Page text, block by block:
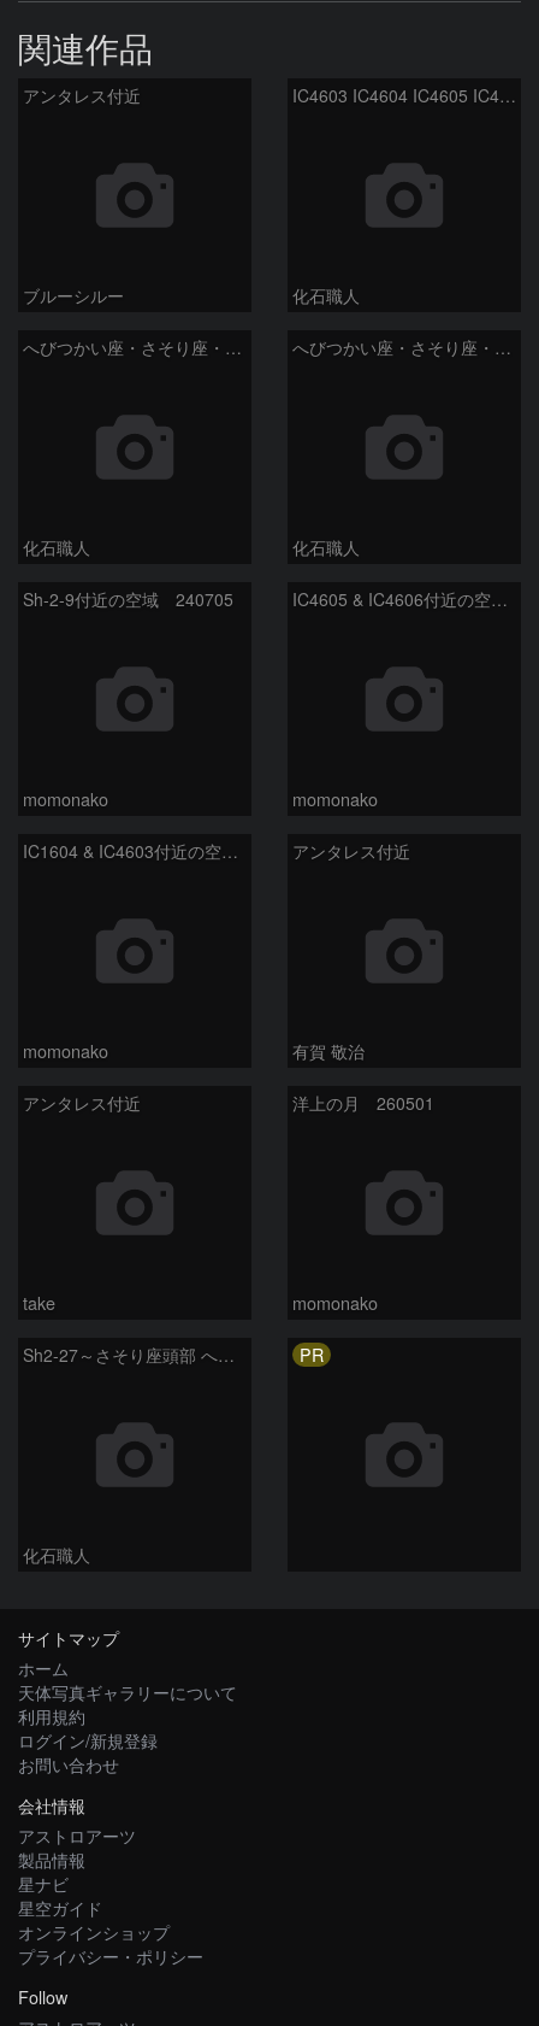
関連作品
アンタレス付近
ブルーシルー
IC4603 IC4604 IC4605 IC4606 Sh2-9 IC4592 カラフルタウン 青い馬頭星雲 さそり座
化石職人
へびつかい座・さそり座・いて座と天の川
化石職人
へびつかい座・さそり座・いて座と天の川
化石職人
Sh-2-9付近の空域 240705
momonako
IC4605 & IC4606付近の空域 240705
momonako
IC1604 & IC4603付近の空域 240705
momonako
アンタレス付近
有賀 敬治
アンタレス付近
take
洋上の月 260501
momonako
Sh2-27～さそり座頭部 へびつかい座 さそり座
化石職人
PR
サイトマップ
ホーム
天体写真ギャラリーについて
利用規約
ログイン/新規登録
お問い合わせ
会社情報
アストロアーツ
製品情報
星ナビ
星空ガイド
オンラインショップ
プライバシー・ポリシー
Follow